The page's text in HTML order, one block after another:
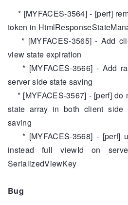
* [MYFACES-3564] - [perf]
token in
* [MYFACES-3565] - Add
view state expiration
* [MYFACES-3566] - Add
server side state saving
* [MYFACES-3567] - [perf] do
state array in both client side
saving
* [MYFACES-3568] - [perf]
instead full viewId on
SerializedViewKey
Bug